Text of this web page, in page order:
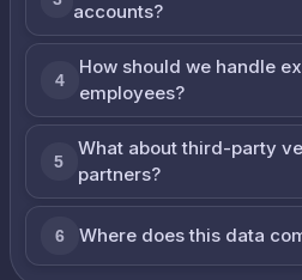
accounts?
4
How should we handle
employees?
5
What about third-party
partners?
6 Where does this data